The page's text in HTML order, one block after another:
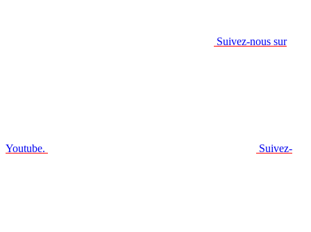
Suivez-nous sur
Youtube. Suivez-